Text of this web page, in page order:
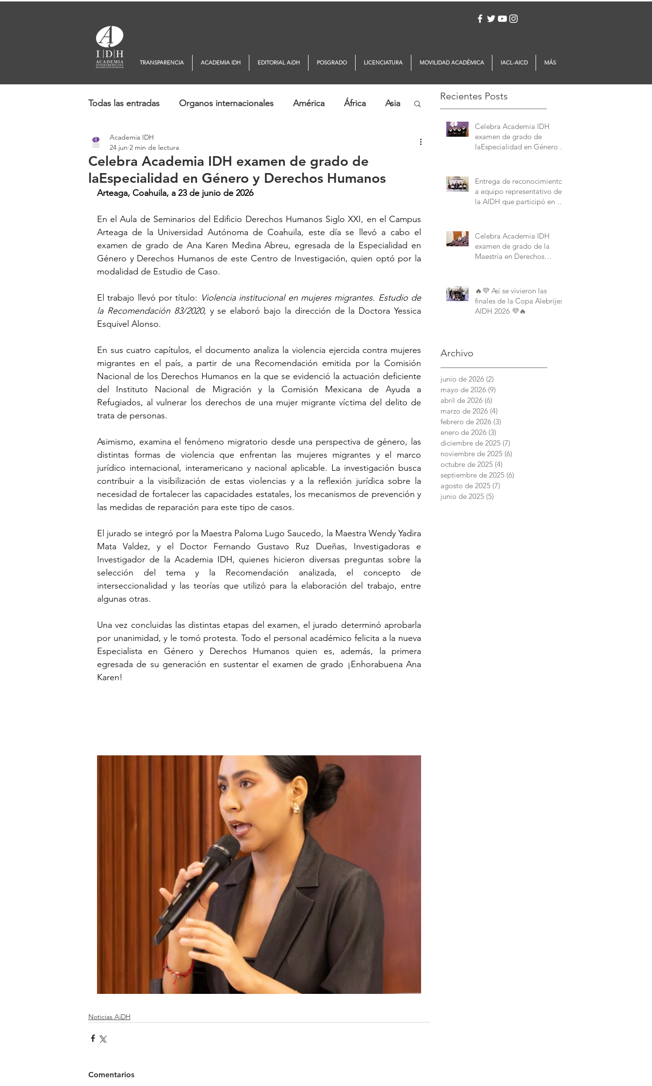
Todas las entradas Organos internacionales América África Asia
Europa Oceanía
Celebra Academia IDH examen de grado de
laEspecialidad en Género y Derechos Humanos
Academia IDH
24 jun 2 min de lectura
Arteaga, Coahuila, a 23 de junio de 2026
En el Aula de Seminarios del Edificio Derechos Humanos Siglo XXI, en el Campus
Arteaga de la Universidad Autónoma de Coahuila, este día se llevó a cabo el
examen de grado de Ana Karen Medina Abreu, egresada de la Especialidad en
Género y Derechos Humanos de este Centro de Investigación, quien optó por la
modalidad de Estudio de Caso.
El trabajo llevó por título: Violencia institucional en mujeres migrantes. Estudio de
la Recomendación 83/2020, y se elaboró bajo la dirección de la Doctora Yessica
Esquivel Alonso.
En sus cuatro capítulos, el documento analiza la violencia ejercida contra mujeres
migrantes en el país, a partir de una Recomendación emitida por la Comisión
Nacional de los Derechos Humanos en la que se evidenció la actuación deficiente
del Instituto Nacional de Migración y la Comisión Mexicana de Ayuda a
Refugiados, al vulnerar los derechos de una mujer migrante víctima del delito de
trata de personas.
Asimismo, examina el fenómeno migratorio desde una perspectiva de género, las
distintas formas de violencia que enfrentan las mujeres migrantes y el marco
jurídico internacional, interamericano y nacional aplicable. La investigación busca
contribuir a la visibilización de estas violencias y a la reflexión jurídica sobre la
necesidad de fortalecer las capacidades estatales, los mecanismos de prevención y
las medidas de reparación para este tipo de casos.
El jurado se integró por la Maestra Paloma Lugo Saucedo, la Maestra Wendy Yadira
Mata Valdez, y el Doctor Fernando Gustavo Ruz Dueñas, Investigadoras e
Investigador de la Academia IDH, quienes hicieron diversas preguntas sobre la
selección del tema y la Recomendación analizada, el concepto de
interseccionalidad y las teorías que utilizó para la elaboración del trabajo, entre
algunas otras.
Una vez concluidas las distintas etapas del examen, el jurado determinó aprobarla
por unanimidad, y le tomó protesta. Todo el personal académico felicita a la nueva
Especialista en Género y Derechos Humanos quien es, además, la primera
egresada de su generación en sustentar el examen de grado ¡Enhorabuena Ana
Karen!
Noticias AiDH
Comentarios
Recientes Posts
Celebra Academia IDH
examen de grado de
laEspecialidad en Género y
Entrega de reconocimientos
a equipo representativo de
la AIDH que participó en el
American University.
Celebra Academia IDH
examen de grado de la
Maestría en Derechos
🔥💜 Así se vivieron las
finales de la Copa Alebrijes
AIDH 2026 💜🔥
Archivo
junio de 2026 (2)
mayo de 2026 (9)
abril de 2026 (6)
marzo de 2026 (4)
febrero de 2026 (3)
enero de 2026 (3)
diciembre de 2025 (7)
noviembre de 2025 (6)
octubre de 2025 (4)
septiembre de 2025 (6)
agosto de 2025 (7)
junio de 2025 (5)
TRANSPARENCIA ACADEMIA IDH EDITORIAL AiDH POSGRADO LICENCIATURA MOVILIDAD ACADÉMICA IACL-AICD MÁS